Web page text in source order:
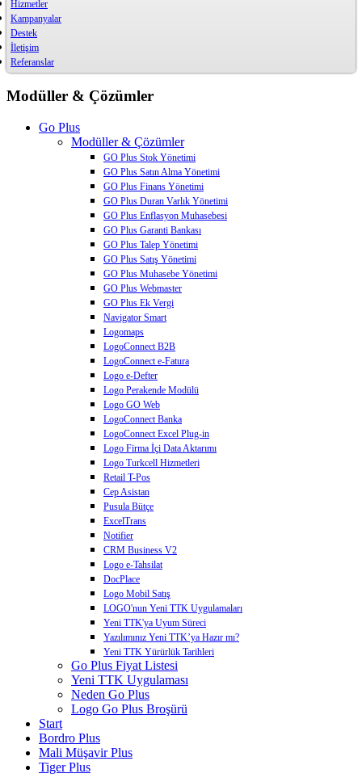
Hizmetler
Kampanyalar
Destek
İletişim
Referanslar
Modüller & Çözümler
Go Plus
Modüller & Çözümler
GO Plus Stok Yönetimi
GO Plus Satın Alma Yönetimi
GO Plus Finans Yönetimi
GO Plus Duran Varlık Yönetimi
GO Plus Enflasyon Muhasebesi
GO Plus Garanti Bankası
GO Plus Talep Yönetimi
GO Plus Satış Yönetimi
GO Plus Muhasebe Yönetimi
GO Plus Webmaster
GO Plus Ek Vergi
Navigator Smart
Logomaps
LogoConnect B2B
LogoConnect e-Fatura
Logo e-Defter
Logo Perakende Modülü
Logo GO Web
LogoConnect Banka
LogoConnect Excel Plug-in
Logo Firma İçi Data Aktarımı
Logo Turkcell Hizmetleri
Retail T-Pos
Cep Asistan
Pusula Bütçe
ExcelTrans
Notifier
CRM Business V2
Logo e-Tahsilat
DocPlace
Logo Mobil Satış
LOGO'nun Yeni TTK Uygulamaları
Yeni TTK'ya Uyum Süreci
Yazılımınız Yeni TTK’ya Hazır mı?
Yeni TTK Yürürlük Tarihleri
Go Plus Fiyat Listesi
Yeni TTK Uygulaması
Neden Go Plus
Logo Go Plus Broşürü
Start
Bordro Plus
Mali Müşavir Plus
Tiger Plus